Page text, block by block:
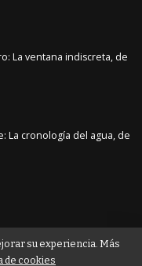
La ventana indiscreta, de
La cronología del agua, de
su experiencia. Más
de cookies